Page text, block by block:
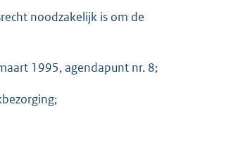
noodzakelijk is om de
1995, agendapunt nr. 8;